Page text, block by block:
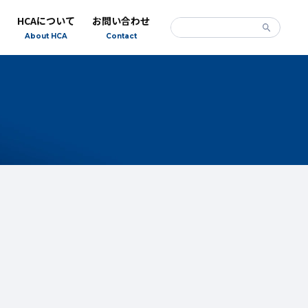
HCAについて
About HCA
お問い合わせ
Contact